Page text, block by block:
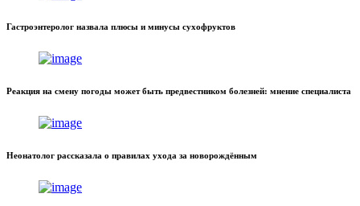
Гастроэнтеролог назвала плюсы и минусы сухофруктов
Реакция на смену погоды может быть предвестником болезней: мнение специалиста
Неонатолог рассказала о правилах ухода за новорождённым